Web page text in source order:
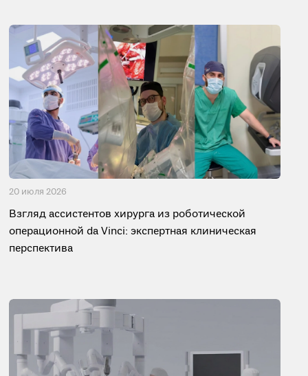
20 июля 2026
Взгляд ассистентов хирурга из роботической
операционной da Vinci: экспертная клиническая
перспектива